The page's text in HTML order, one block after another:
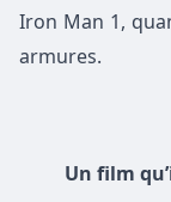
Iron Man 1,
armures.
Un film